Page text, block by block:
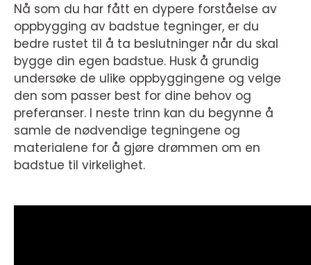
Nå som du har fått en dypere forståelse av
oppbygging av badstue tegninger, er du
bedre rustet til å ta beslutninger når du skal
bygge din egen badstue. Husk å grundig
undersøke de ulike oppbyggingene og velge
den som passer best for dine behov og
preferanser. I neste trinn kan du begynne å
samle de nødvendige tegningene og
materialene for å gjøre drømmen om en
badstue til virkelighet.